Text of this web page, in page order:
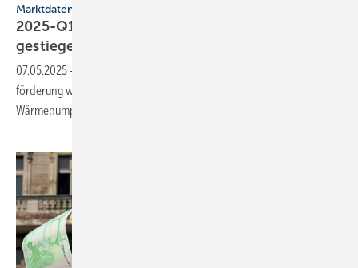
Marktdaten
2025-Q1: Wärmepumpen-Absatz ist um 35 %
gestiegen
07.05.2025 -
för­de­rung wird im 1. Quar­tal 2025 mit ei­nem Plus von 35 % beim
Wärme­pumpen-Absatz